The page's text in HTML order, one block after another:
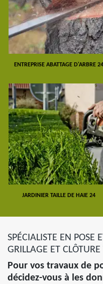
ENTREPRISE ABATTAGE D'ARBRE 24
JARDINIER TAILLE DE HAIE 24
SPÉCIALISTE EN POSE
GRILLAGE ET
Pour vos travaux de
décidez-vous à les